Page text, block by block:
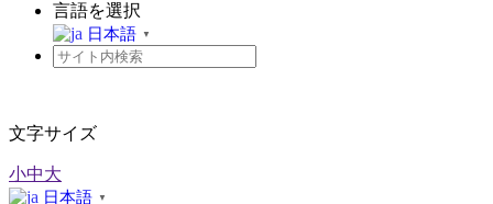
言語を選択
日本語 ▼
文字サイズ
小中大
日本語 ▼